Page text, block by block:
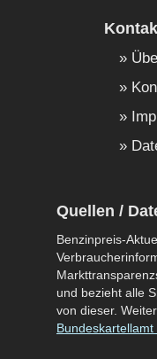
Quellen /
Benzinpreis-
und bezieht alle
von dieser.